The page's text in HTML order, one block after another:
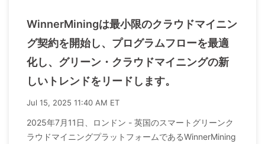
WinnerMiningは最小限のクラウドマイニン
グ契約を開始し、プログラムフローを最適
化し、グリーン・クラウドマイニングの新
しいトレンドをリードします。
Jul 15, 2025 11:40 AM ET
2025年7月11日、ロンドン - 英国のスマートグリーンク
ラウドマイニングプラットフォームであるWinnerMining